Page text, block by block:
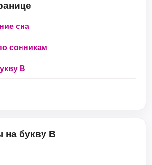
сна
сонникам
В
на букву В